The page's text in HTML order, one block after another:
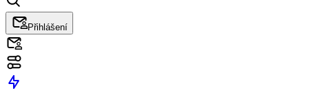
Přihlášení